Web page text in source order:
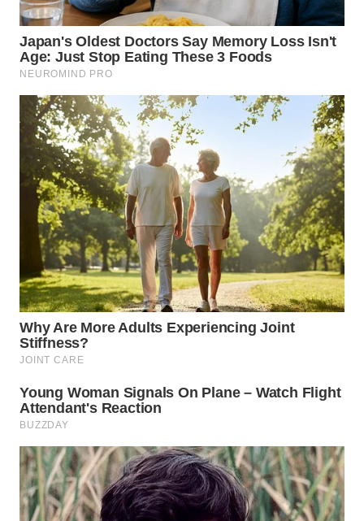
DAIRI
WN
DANAU
WN
NIAS
WN
LANGKAT
WN
TAPANULI
SELATAN
WN
TANJUNG
LESUNG
WN
KARO
WN
SIMALUNGUN